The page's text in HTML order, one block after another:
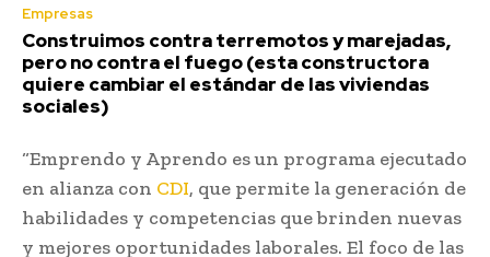
Empresas
Construimos contra terremotos y marejadas,
pero no contra el fuego (esta constructora
quiere cambiar el estándar de las viviendas
sociales)
“Emprendo y Aprendo es un programa ejecutado
en alianza con CDI, que permite la generación de
habilidades y competencias que brinden nuevas
y mejores oportunidades laborales. El foco de las